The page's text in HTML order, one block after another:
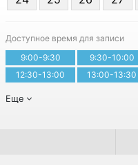
Доступное время для записи
9:00-9:30
9:30-10:00
12:30-13:00
13:00-13:30
Еще